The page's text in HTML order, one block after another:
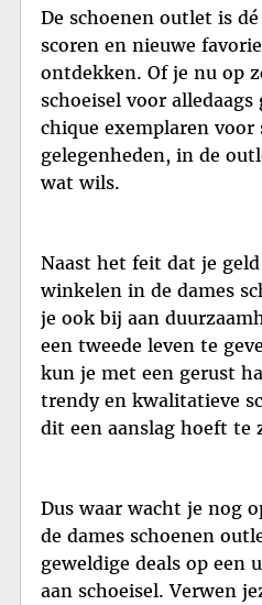
De schoenen outlet is
scoren en nieuwe
ontdekken. Of je nu op
schoeisel voor
chique exemplaren voor
gelegenheden, in de
wat wils.
Naast het feit dat je
winkelen in de dames
je ook bij aan
een tweede leven te
kun je met een gerust
trendy en kwalitatieve
dit een aanslag hoeft te
Dus waar wacht je nog
de dames schoenen
geweldige deals op een
aan schoeisel. Verwen